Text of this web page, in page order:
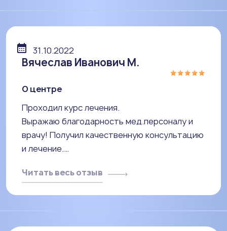
31.10.2022
Вячеслав Иванович М.
О центре
Проходил курс лечения.
Выражаю благодарность мед.персоналу и
врачу! Получил качественную консультацию
и лечение.…
Читать весь отзыв